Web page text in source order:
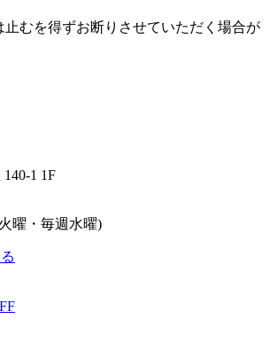
むを得ずお断りさせていただく場合が
1 1F
曜・毎週水曜)